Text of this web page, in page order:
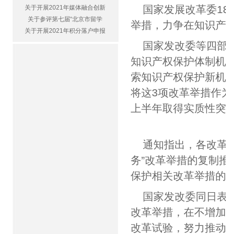
关于开展2021年媒体融合创新
关于参评第七届“北京市留学
关于开展2021年积分落户申报
国家发展改革委
举措，力争在知
国家发改委等四
知识产权保护体制
索知识产权保护新
将这3项改革举措作
上半年取得实质性
通知指出，各改
务”改革举措的复制
保护相关改革举
国家发改委同日
改革举措，在不增
改革试验，努力